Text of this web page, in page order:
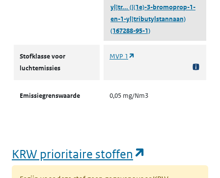
yl]tr... ([(1e)-3-bromoprop-1-
en-1-yl]tributylstannaan)
(167288-95-1)
Stofklasse voor
luchtemissies
MVP 1
Emissiegrenswaarde 0,05 mg/Nm3
KRW prioritaire stoffen